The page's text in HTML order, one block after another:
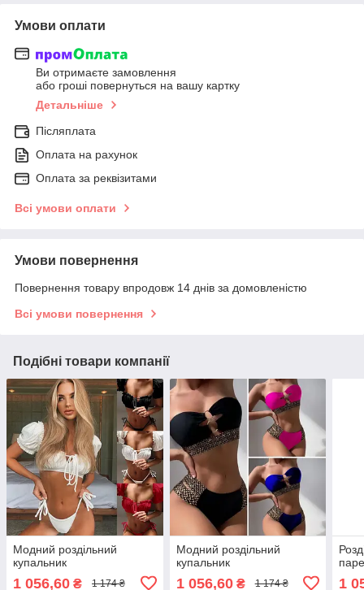
Умови оплати
Ви отримаєте замовлення
або гроші повернуться на вашу картку
Детальніше
Післяплата
Оплата на рахунок
Оплата за реквізитами
Всі умови оплати
Умови повернення
Повернення товару впродовж 14 днів за домовленістю
Всі умови повернення
Подібні товари компанії
Модний роздільний
купальник
1 056,60 ₴ 1 174 ₴
Модний роздільний
купальник
1 056,60₴ 1 174 ₴ 1